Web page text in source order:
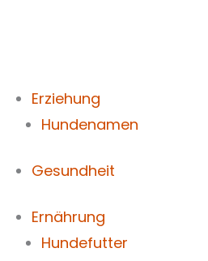
Erziehung
Hundenamen
Gesundheit
Ernährung
Hundefutter